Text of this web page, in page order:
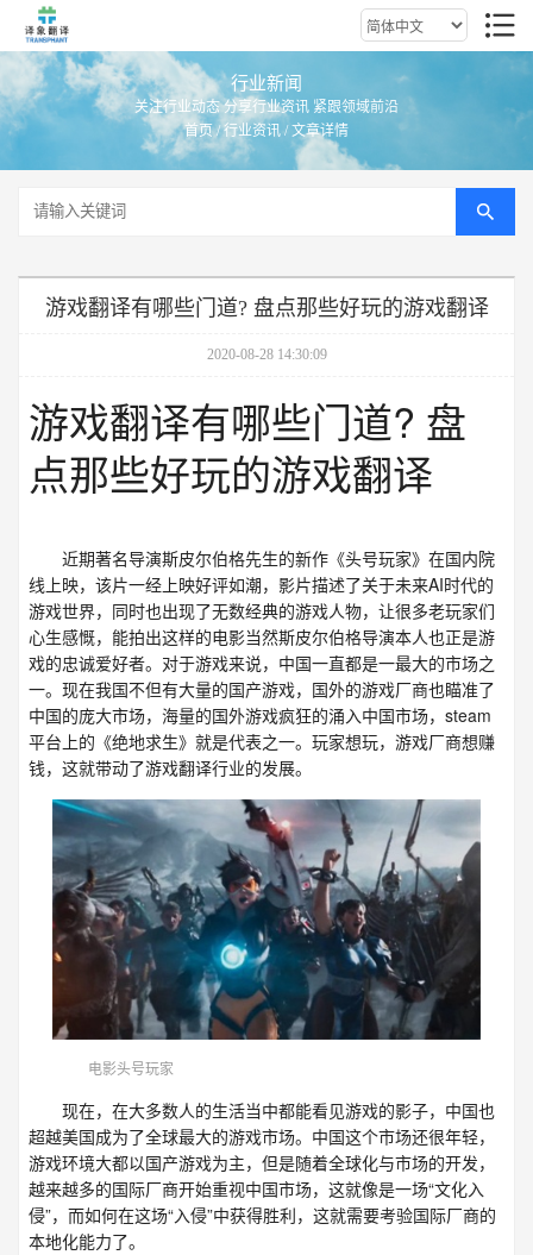
行业新闻
关注行业动态 分享行业资讯 紧跟领域前沿
首页/行业资讯 / 文章详情
游戏翻译有哪些门道? 盘点那些好玩的游戏翻译
2020-08-28 14:30:09
游戏翻译有哪些门道? 盘
点那些好玩的游戏翻译
近期著名导演斯皮尔伯格先生的新作《头号玩家》在国内院
线上映，该片一经上映好评如潮，影片描述了关于未来AI时代的
游戏世界，同时也出现了无数经典的游戏人物，让很多老玩家们
心生感慨，能拍出这样的电影当然斯皮尔伯格导演本人也正是游
戏的忠诚爱好者。对于游戏来说，中国一直都是一最大的市场之
一。现在我国不但有大量的国产游戏，国外的游戏厂商也瞄准了
中国的庞大市场，海量的国外游戏疯狂的涌入中国市场，steam
平台上的《绝地求生》就是代表之一。玩家想玩，游戏厂商想赚
钱，这就带动了游戏翻译行业的发展。
电影头号玩家
现在，在大多数人的生活当中都能看见游戏的影子，中国也
超越美国成为了全球最大的游戏市场。中国这个市场还很年轻，
游戏环境大都以国产游戏为主，但是随着全球化与市场的开发，
越来越多的国际厂商开始重视中国市场，这就像是一场“文化入
侵”，而如何在这场“入侵”中获得胜利，这就需要考验国际厂商的
本地化能力了。